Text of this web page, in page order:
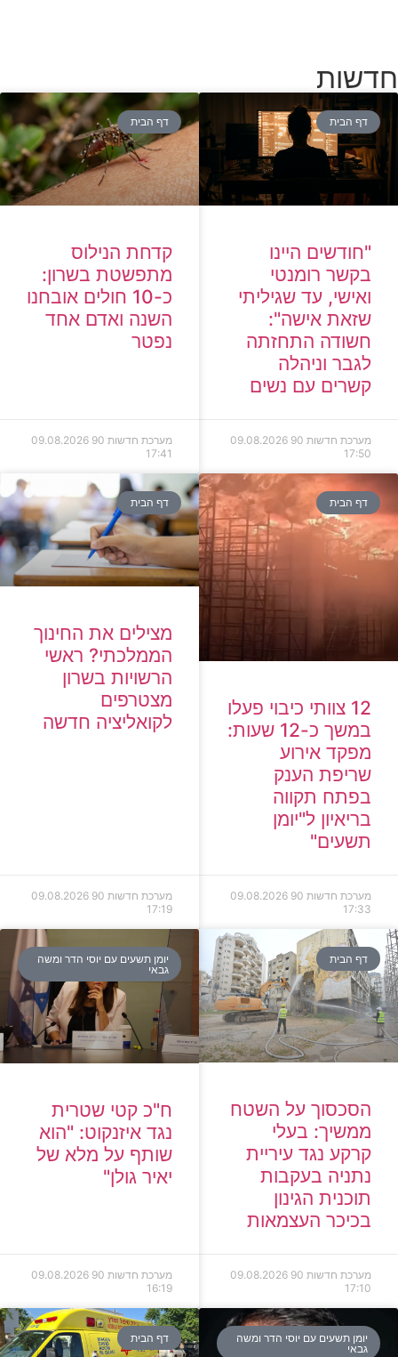
חדשות
דף הבית
"חודשים היינו
בקשר רומנטי
ואישי, עד שגיליתי
שזאת אישה":
חשודה התחזתה
לגבר וניהלה
קשרים עם נשים
מערכת חדשות 90
09.08.2026
17:50
דף הבית
קדחת הנילוס
מתפשטת בשרון:
כ-10 חולים אובחנו
השנה ואדם אחד
נפטר
מערכת חדשות 90
09.08.2026
17:41
דף הבית
12 צוותי כיבוי פעלו
במשך כ-12 שעות:
מפקד אירוע
שריפת הענק
בפתח תקווה
בריאיון ל"יומן
תשעים"
מערכת חדשות 90
09.08.2026
17:33
דף הבית
מצילים את החינוך
הממלכתי? ראשי
הרשויות בשרון
מצטרפים
לקואליציה חדשה
מערכת חדשות 90
09.08.2026
17:19
דף הבית
הסכסוך על השטח
ממשיך: בעלי
קרקע נגד עיריית
נתניה בעקבות
תוכנית הגינון
בכיכר העצמאות
מערכת חדשות 90
09.08.2026
17:10
יומן תשעים עם יוסי הדר ומשה
גבאי
ח"כ קטי שטרית
נגד איזנקוט: "הוא
שותף על מלא של
יאיר גולן"
מערכת חדשות 90
09.08.2026
16:19
יומן תשעים עם יוסי הדר ומשה
גבאי
דף הבית